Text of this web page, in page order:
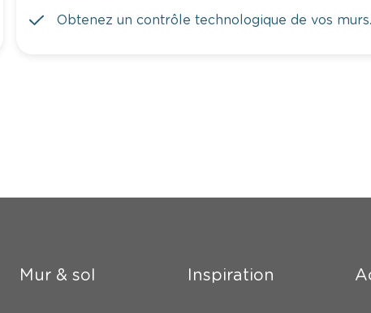
Obtenez un contrôle technologique de vos murs.
Mur & sol Inspiration